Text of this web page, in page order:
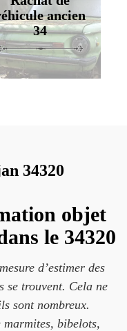
ancien
34
34320
objet
le 34320
d’estimer des
se trouvent. Cela ne
sont nombreux.
bibelots,